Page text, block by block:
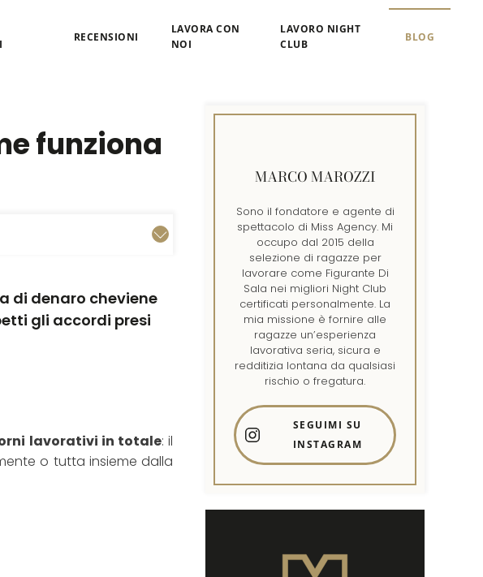
RECENSIONI
LAVORA CON
NOI
LAVORO NIGHT
CLUB
BLOG
funziona
di denaro cheviene
gli accordi presi
lavorativi in totale: il
o tutta insieme dalla
MARCO MAROZZI
Sono il fondatore e agente di
spettacolo di Miss Agency. Mi
occupo dal 2015 della
selezione di ragazze per
lavorare come Figurante Di
Sala nei migliori Night Club
certificati personalmente. La
mia missione è fornire alle
ragazze un’esperienza
lavorativa seria, sicura e
redditizia lontana da qualsiasi
rischio o fregatura.
SEGUIMI SU
INSTAGRAM